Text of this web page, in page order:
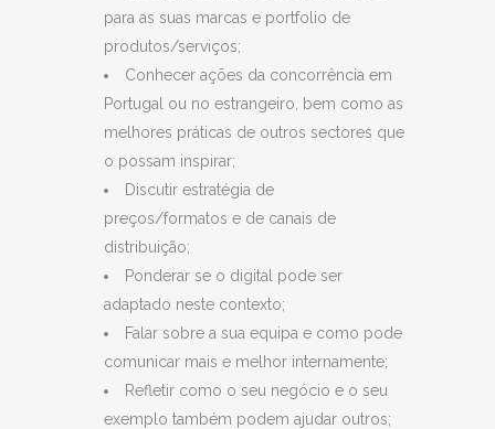
para as suas marcas e portfolio de
produtos/serviços;
Conhecer ações da concorrência em
Portugal ou no estrangeiro, bem como as
melhores práticas de outros sectores que
o possam inspirar;
Discutir estratégia de
preços/formatos e de canais de
distribuição;
Ponderar se o digital pode ser
adaptado neste contexto;
Falar sobre a sua equipa e como pode
comunicar mais e melhor internamente;
Refletir como o seu negócio e o seu
exemplo também podem ajudar outros;